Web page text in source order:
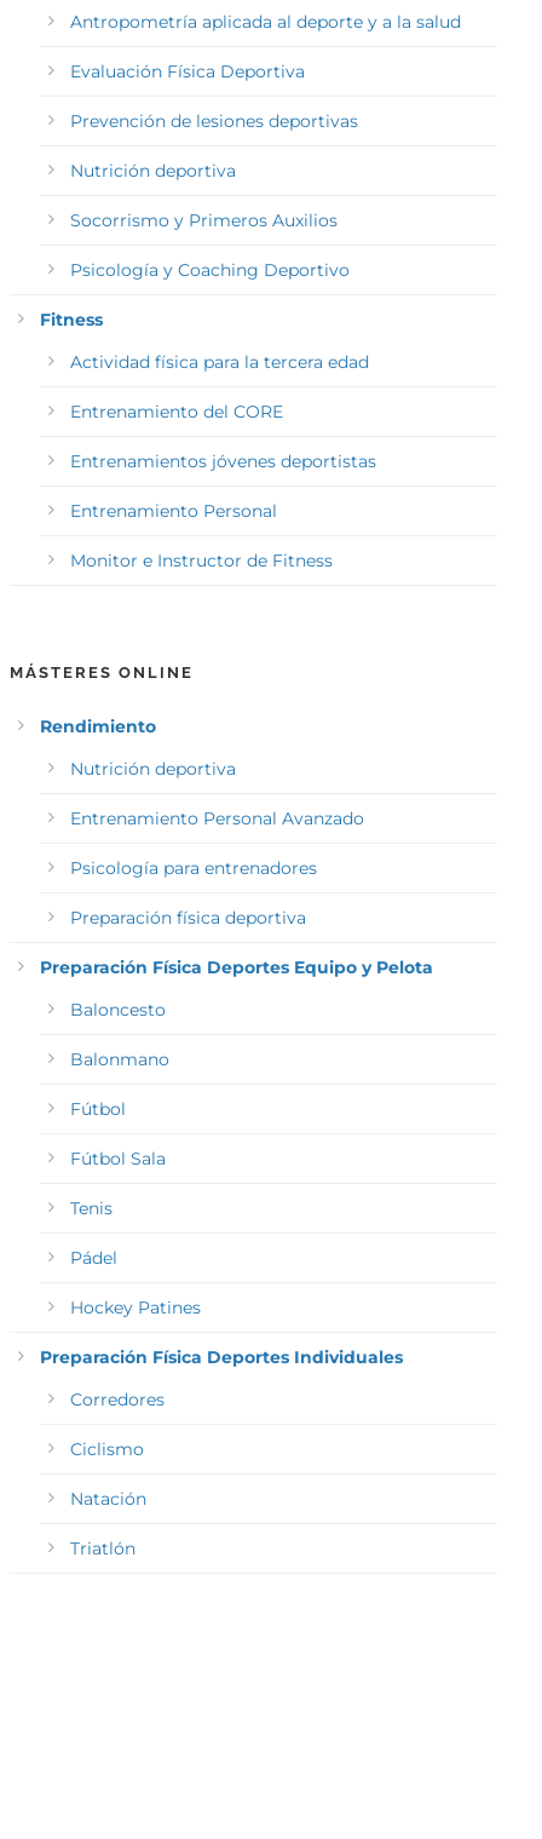
Antropometría aplicada al deporte y a la salud
Evaluación Física Deportiva
Prevención de lesiones deportivas
Nutrición deportiva
Socorrismo y Primeros Auxilios
Psicología y Coaching Deportivo
Fitness
Actividad física para la tercera edad
Entrenamiento del CORE
Entrenamientos jóvenes deportistas
Entrenamiento Personal
Monitor e Instructor de Fitness
MÁSTERES ONLINE
Rendimiento
Nutrición deportiva
Entrenamiento Personal Avanzado
Psicología para entrenadores
Preparación física deportiva
Preparación Física Deportes Equipo y Pelota
Baloncesto
Balonmano
Fútbol
Fútbol Sala
Tenis
Pádel
Hockey Patines
Preparación Física Deportes Individuales
Corredores
Ciclismo
Natación
Triatlón